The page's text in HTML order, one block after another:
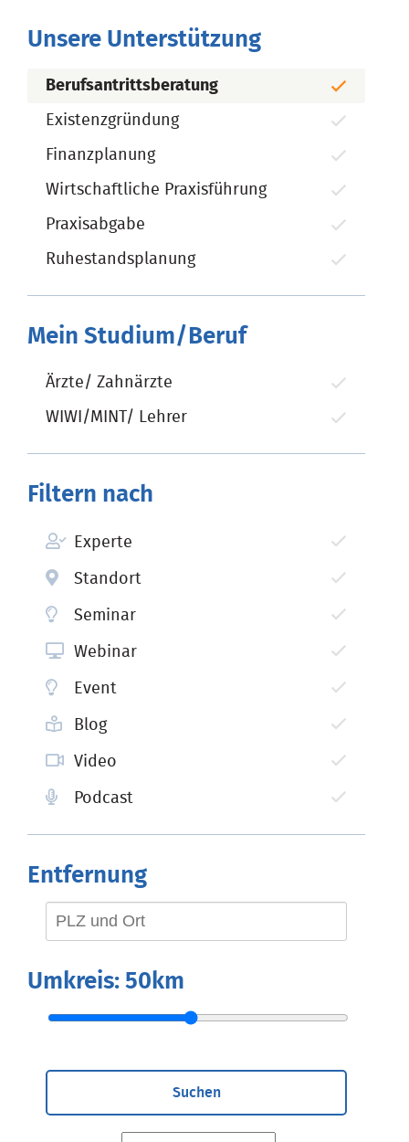
Unsere Unterstützung
Berufsantrittsberatung
Existenzgründung
Finanzplanung
Wirtschaftliche Praxisführung
Praxisabgabe
Ruhestandsplanung
Mein Studium/Beruf
Ärzte/ Zahnärzte
WIWI/MINT/ Lehrer
Filtern nach
Experte
Standort
Seminar
Webinar
Event
Blog
Video
Podcast
Entfernung
Umkreis: 50km
Suchen